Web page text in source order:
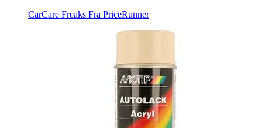
CarCare Freaks Fra PriceRunner